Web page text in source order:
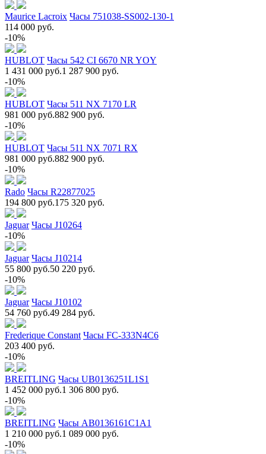
Maurice Lacroix Часы 751038-SS002-130-1
114 000 руб.
-10%
HUBLOT Часы 542 CI 6670 NR YOY
1 431 000 руб.1 287 900 руб.
-10%
HUBLOT Часы 511 NX 7170 LR
981 000 руб.882 900 руб.
-10%
HUBLOT Часы 511 NX 7071 RX
981 000 руб.882 900 руб.
-10%
Rado Часы R22877025
194 800 руб.175 320 руб.
Jaguar Часы J10264
-10%
Jaguar Часы J10214
55 800 руб.50 220 руб.
-10%
Jaguar Часы J10102
54 760 руб.49 284 руб.
Frederique Constant Часы FC-333N4C6
203 400 руб.
-10%
BREITLING Часы UB0136251L1S1
1 452 000 руб.1 306 800 руб.
-10%
BREITLING Часы AB0136161C1A1
1 210 000 руб.1 089 000 руб.
-10%